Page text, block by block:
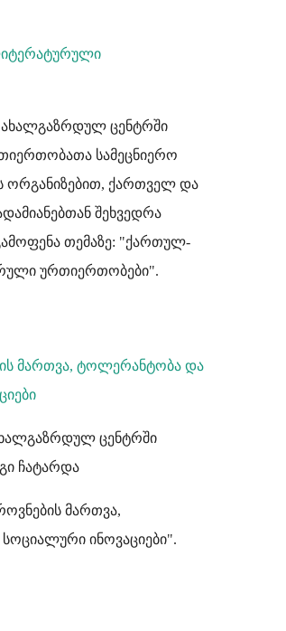
ახალგაზრდულ ცენტრში
სამეცნიერო
ორგანიზებით, ქართველ და
შეხვედრა
თემაზე: "ქართულ-
ურთიერთობები".
მართვა, ტოლერანტობა და
ცენტრში
ჩატარდა
მართვა,
ინოვაციები".